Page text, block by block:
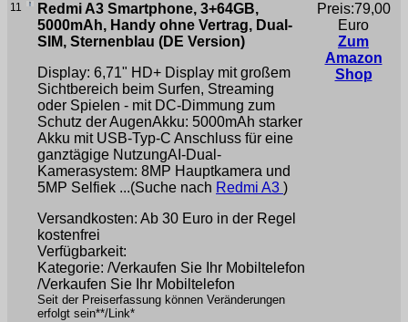
11
Redmi A3 Smartphone, 3+64GB,
5000mAh, Handy ohne Vertrag, Dual-
SIM, Sternenblau (DE Version)
Display: 6,71" HD+ Display mit großem
Sichtbereich beim Surfen, Streaming
oder Spielen - mit DC-Dimmung zum
Schutz der AugenAkku: 5000mAh starker
Akku mit USB-Typ-C Anschluss für eine
ganztägige NutzungAI-Dual-
Kamerasystem: 8MP Hauptkamera und
5MP Selfiek ...(Suche nach Redmi A3 )
Versandkosten: Ab 30 Euro in der Regel
kostenfrei
Verfügbarkeit:
Kategorie: /Verkaufen Sie Ihr Mobiltelefon
/Verkaufen Sie Ihr Mobiltelefon
Seit der Preiserfassung können Veränderungen
erfolgt sein**/Link*
Preis:79,00
Euro
Zum
Amazon
Shop